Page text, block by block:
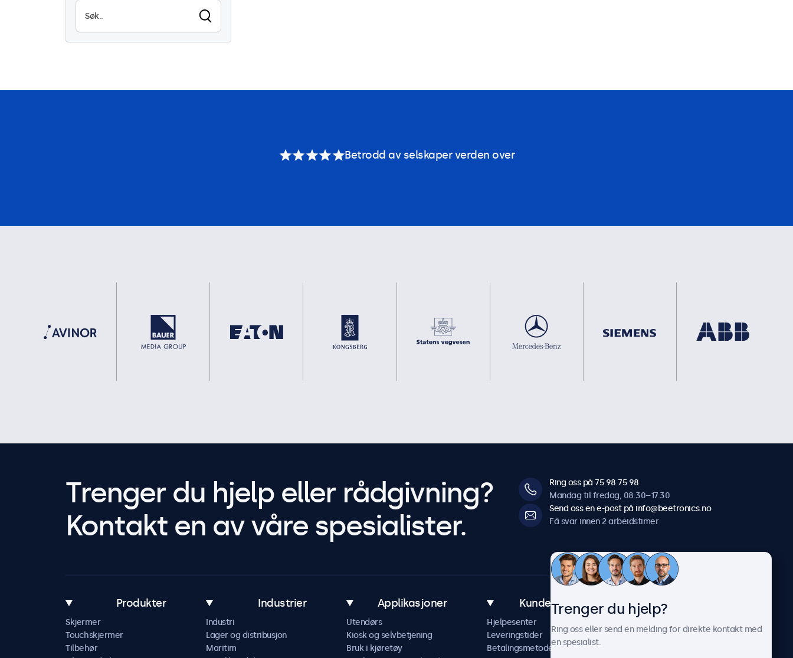
Betrodd av selskaper verden over
Trenger du hjelp eller rådgivning?
Kontakt en av våre spesialister.
Ring oss på 75 98 75 98
Mandag til fredag, 08:30–17:30
Send oss en e-post på info@beetronics.no
Få svar innen 2 arbeidstimer
Produkter
Skjermer
Touchskjermer
Tilbehør
Industrier
Industri
Lager og distribusjon
Maritim
Applikasjoner
Utendørs
Kiosk og selvbetjening
Bruk i kjøretøy
Kundeservice
Hjelpesenter
Leveringstider
Betalingsmetoder
Om Beetronics
Nyheter & oppdateringer
Trenger du hjelp?
Ring oss eller send en melding for direkte kontakt med
en spesialist.